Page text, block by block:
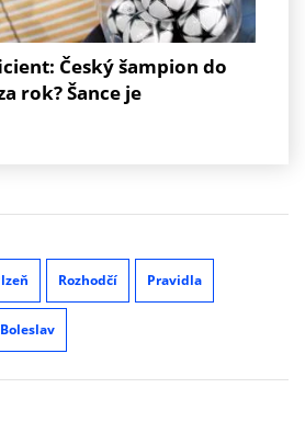
Český šampion do
rok? Šance je
Rozhodčí Pravidla